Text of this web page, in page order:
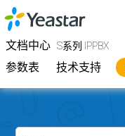
跳转到主要内容
文档中心 S系列 IPPBX
参数表 技术支持
YeastarS系列 IPPBX